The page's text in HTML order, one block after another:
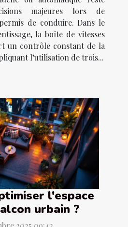
majeures lors de
de conduire. Dans le
la boîte de vitesses
un contrôle constant de la
l’utilisation de trois...
l'espace
urbain ?